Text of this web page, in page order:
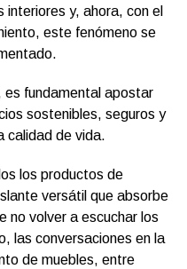
interiores y, ahora, con el
este fenómeno se
es fundamental apostar
sostenibles, seguros y
calidad de vida.
los productos de
versátil que absorbe
no volver a escuchar los
las conversaciones en la
de muebles, entre